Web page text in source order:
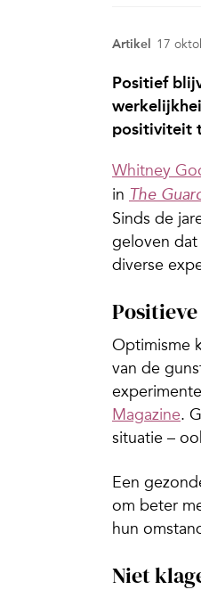
Artikel 17
Positief
positiviteit
Whitney
in The
Sinds de
geloven dat
diverse
Optimisme
van de
Magazine.
situatie –
Een
om beter
hun
Niet